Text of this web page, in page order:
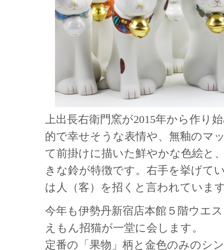
上出長右衛門窯が2015年から作り
的で幸せそうな表情や、無釉のマ
て前掛けに描いた鮮やかな色絵と
きな鈴が特徴です。右手を挙げて
は人（客）を招くと言われていま
今年も伊勢丹新宿店本館５階ウエ
えもん招猫が一堂に会します。
定番の「果物」柄と金色のみのシ